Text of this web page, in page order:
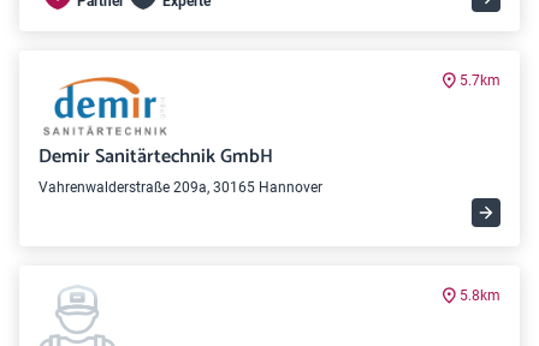
5.7km
Demir Sanitärtechnik GmbH
Vahrenwalderstraße 209a, 30165 Hannover
5.8km